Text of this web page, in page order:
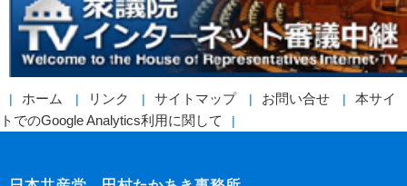
ホーム リンク サイトマップ お問い合せ
本サイ
トでのGoogle Analytics利用に関して